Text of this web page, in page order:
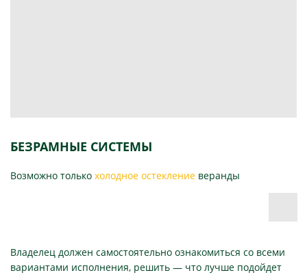
БЕЗРАМНЫЕ СИСТЕМЫ
Возможно только холодное остекление веранды
Владелец должен самостоятельно ознакомиться со всеми
вариантами исполнения, решить — что лучше подойдет